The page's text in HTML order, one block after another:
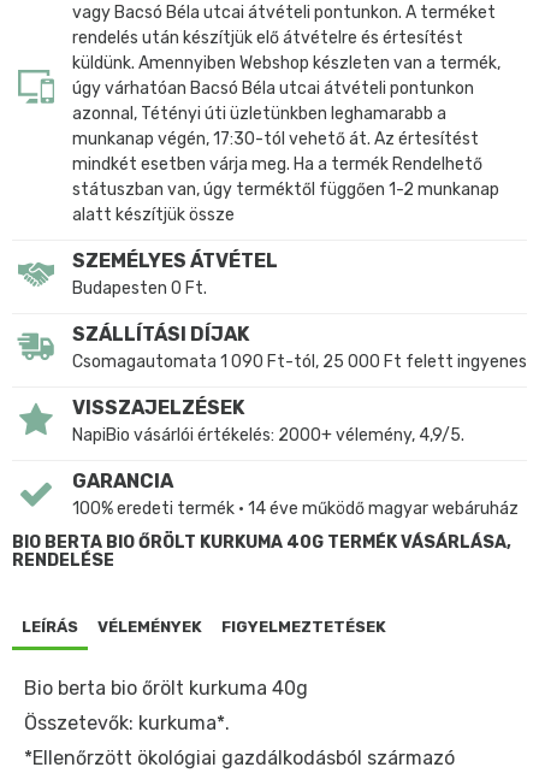
vagy Bacsó Béla utcai átvételi pontunkon. A terméket
rendelés után készítjük elő átvételre és értesítést
küldünk. Amennyiben Webshop készleten van a termék,
úgy várhatóan Bacsó Béla utcai átvételi pontunkon
azonnal, Tétényi úti üzletünkben leghamarabb a
munkanap végén, 17:30-tól vehető át. Az értesítést
mindkét esetben várja meg. Ha a termék Rendelhető
státuszban van, úgy terméktől függően 1-2 munkanap
alatt készítjük össze
SZEMÉLYES ÁTVÉTEL
Budapesten 0 Ft.
SZÁLLÍTÁSI DÍJAK
Csomagautomata 1 090 Ft-tól, 25 000 Ft felett ingyenes
VISSZAJELZÉSEK
NapiBio vásárlói értékelés: 2000+ vélemény, 4,9/5.
GARANCIA
100% eredeti termék • 14 éve működő magyar webáruház
BIO BERTA BIO ŐRÖLT KURKUMA 40G TERMÉK VÁSÁRLÁSA,
RENDELÉSE
LEÍRÁS VÉLEMÉNYEK FIGYELMEZTETÉSEK
Bio berta bio őrölt kurkuma 40g
Összetevők: kurkuma*.
*Ellenőrzött ökológiai gazdálkodásból származó